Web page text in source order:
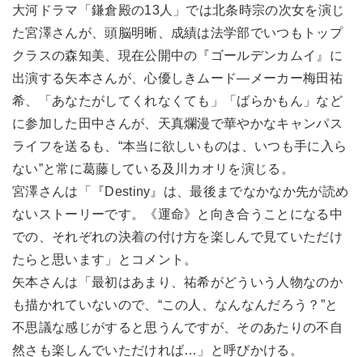
大河ドラマ「鎌倉殿の13人」では北条時宗の次女を演じ
た宮澤さんが、頭脳明晰、成績は法学部でいつもトップ
クラスの森知美、現在公開中の『ゴールデンカムイ』に
出演する矢本さんが、心優しきムード―メーカー梅田祐
希、「あなたがしてくれなくても」「ばらかもん」など
に参加した田中さんが、天真爛漫で華やかなキャンパス
ライフを送るも、“本当に欲しいものは、いつも手に入ら
ない”と常に葛藤している及川カオリを演じる。
宮澤さんは「『Destiny』は、最後までなかなか先が読め
ないストーリーです。《運命》と向き合うことになる中
での、それぞれの決着の付け方を楽しんで見ていただけ
たらと思います」とコメント。
矢本さんは「最初はあまり、祐希がどういう人物なのか
も描かれていないので、“この人、なんなんだろう？”と
不思議な感じがすると思うんですが、そのあたりの不自
然さも楽しんでいただければ…」と呼びかける。